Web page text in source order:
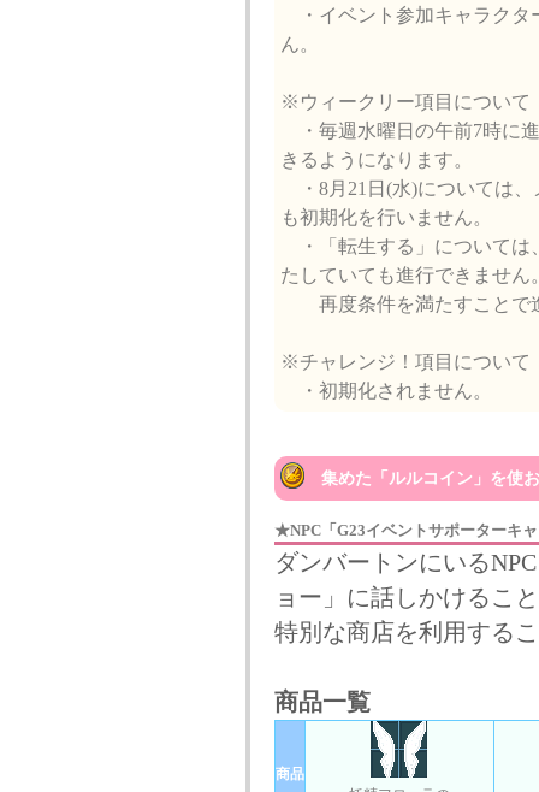
・イベント参加キャラクタ
ん。
※ウィークリー項目について
・毎週水曜日の午前7時に
きるようになります。
・8月21日(水)については、
も初期化を行いません。
・「転生する」については
たしていても進行できません
再度条件を満たすことで
※チャレンジ！項目について
・初期化されません。
集めた「ルルコイン」を使
★NPC「G23イベントサポーターキ
ダンバートンにいる
ョー」に話しかけるこ
特別な商店を利用する
商品一覧
商品